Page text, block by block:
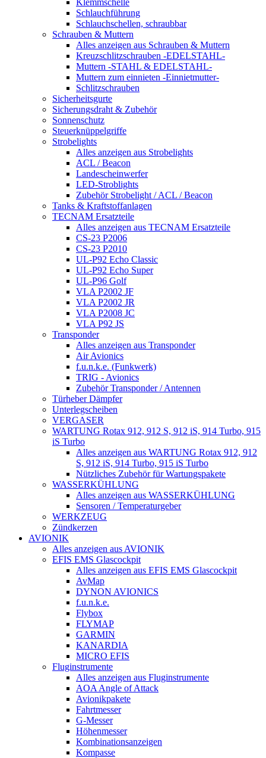
Klemmschelle
Schlauchführung
Schlauchschellen, schraubbar
Schrauben & Muttern
Alles anzeigen aus Schrauben & Muttern
Kreuzschlitzschrauben -EDELSTAHL-
Muttern -STAHL & EDELSTAHL-
Muttern zum einnieten -Einnietmutter-
Schlitzschrauben
Sicherheitsgurte
Sicherungsdraht & Zubehör
Sonnenschutz
Steuerknüppelgriffe
Strobelights
Alles anzeigen aus Strobelights
ACL / Beacon
Landescheinwerfer
LED-Stroblights
Zubehör Strobelight / ACL / Beacon
Tanks & Kraftstoffanlagen
TECNAM Ersatzteile
Alles anzeigen aus TECNAM Ersatzteile
CS-23 P2006
CS-23 P2010
UL-P92 Echo Classic
UL-P92 Echo Super
UL-P96 Golf
VLA P2002 JF
VLA P2002 JR
VLA P2008 JC
VLA P92 JS
Transponder
Alles anzeigen aus Transponder
Air Avionics
f.u.n.k.e. (Funkwerk)
TRIG - Avionics
Zubehör Transponder / Antennen
Türheber Dämpfer
Unterlegscheiben
VERGASER
WARTUNG Rotax 912, 912 S, 912 iS, 914 Turbo, 915
iS Turbo
Alles anzeigen aus WARTUNG Rotax 912, 912
S, 912 iS, 914 Turbo, 915 iS Turbo
Nützliches Zubehör für Wartungspakete
WASSERKÜHLUNG
Alles anzeigen aus WASSERKÜHLUNG
Sensoren / Temperaturgeber
WERKZEUG
Zündkerzen
AVIONIK
Alles anzeigen aus AVIONIK
EFIS EMS Glascockpit
Alles anzeigen aus EFIS EMS Glascockpit
AvMap
DYNON AVIONICS
f.u.n.k.e.
Flybox
FLYMAP
GARMIN
KANARDIA
MICRO EFIS
Fluginstrumente
Alles anzeigen aus Fluginstrumente
AOA Angle of Attack
Avionikpakete
Fahrtmesser
G-Messer
Höhenmesser
Kombinationsanzeigen
Kompasse